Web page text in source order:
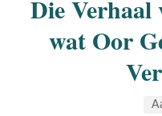
Die Verhaal
wat Oor